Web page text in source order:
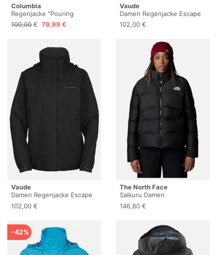
Columbia
Regenjacke "Pouring
Adventure III Jacket"
wasserdicht, winddicht,
100,00 € 79,99 €
Vaude
Damen Regenjacke Escape
Light schwarz | 48
102,00 €
Vaude
Damen Regenjacke Escape
Light schwarz | 46
102,00 €
The North Face
Saikuru Damen
Regenjacken, Tnf
Black/Asphalt Grey, L
146,80 €
-42%